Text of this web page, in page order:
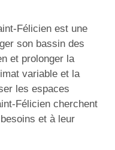
Félicien est une
son bassin des
et prolonger la
variable et la
les espaces
Félicien cherchent
et à leur